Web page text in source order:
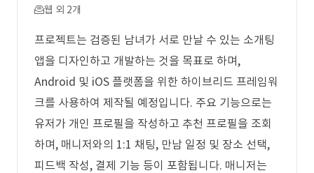
웹 외 2개
프로젝트는 검증된 남녀가 서로 만날 수 있는 소개팅
앱을 디자인하고 개발하는 것을 목표로 하며,
Android 및 iOS 플랫폼을 위한 하이브리드 프레임워
크를 사용하여 제작될 예정입니다. 주요 기능으로는
유저가 개인 프로필을 작성하고 추천 프로필을 조회
하며, 매니저와의 1:1 채팅, 만남 일정 및 장소 선택,
피드백 작성, 결제 기능 등이 포함됩니다. 매니저는